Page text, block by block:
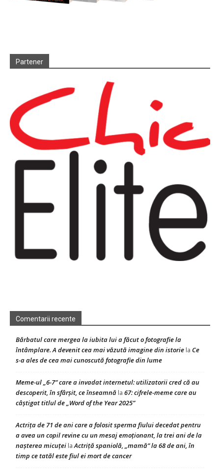
Partener
Comentarii recente
Bărbatul care mergea la iubita lui a făcut o fotografie la
întâmplare. A devenit cea mai văzută imagine din istorie la Ce
s-a ales de cea mai cunoscută fotografie din lume
Meme-ul „6-7” care a invadat internetul: utilizatorii cred că au
descoperit, în sfârșit, ce înseamnă la 67: cifrele-meme care au
câștigat titlul de „Word of the Year 2025”
Actrița de 71 de ani care a folosit sperma fiului decedat pentru
a avea un copil revine cu un mesaj emoționant, la trei ani de la
nașterea micuței laActriță spaniolă, „mamă” la 68 de ani, în
timp ce tatăl este fiul ei mort de cancer